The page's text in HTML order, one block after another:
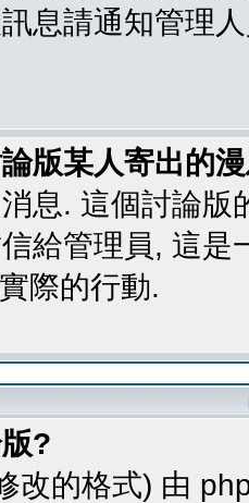
息請通知管理
版某人寄出的
息. 這個討論
給管理員, 這
際的行動.
?
改的格式) 由